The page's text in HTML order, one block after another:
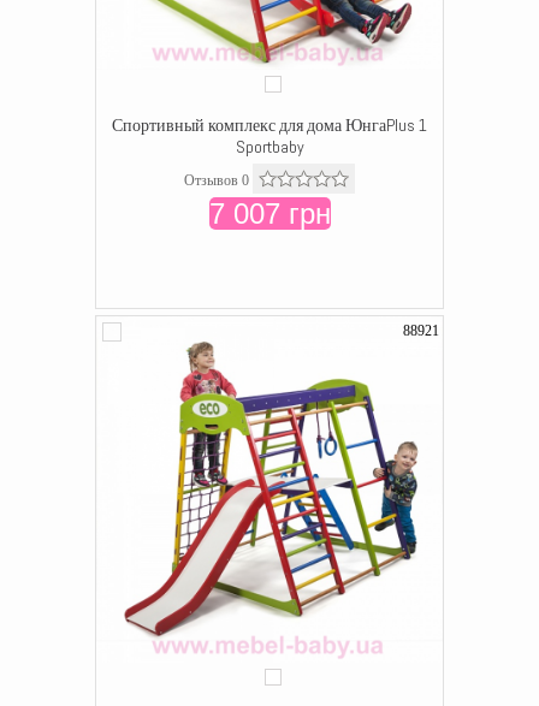
Спортивный комплекс для дома ЮнгаPlus 1
Sportbaby
Отзывов 0
7 007 грн
88921